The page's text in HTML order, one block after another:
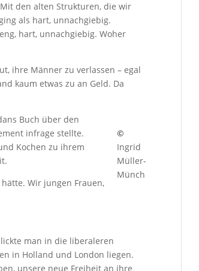
den alten Strukturen, die wir
als hart, unnachgiebig.
hart, unnachgiebig. Woher
ihre Männer zu verlassen – egal
kaum etwas zu an Geld. Da
©
Ingrid
Müller-
Münch
Buch über den
infrage stellte.
Kochen zu ihrem
Wir jungen Frauen,
man in die liberaleren
in Holland und London liegen.
unsere neue Freiheit an ihre